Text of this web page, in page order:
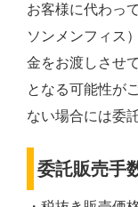
お客様に代わっ
ソンメンフィス
金をお渡しさせ
となる可能性が
ない場合には委
委託販売手